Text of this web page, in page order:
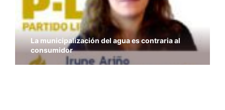
La municipalización del agua es contraria al
consumidor
Uso y abuso del urbanismo político en Valencia